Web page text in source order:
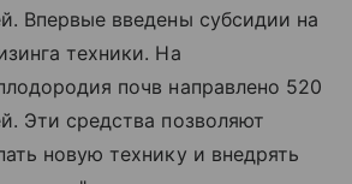
Впервые введены субсидии на
техники. На
почв направлено 520
Эти средства позволяют
новую технику и внедрять